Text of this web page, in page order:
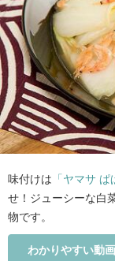
味付けは 「ヤマサ
せ！ジューシーな白
物です。
わかりやすい動